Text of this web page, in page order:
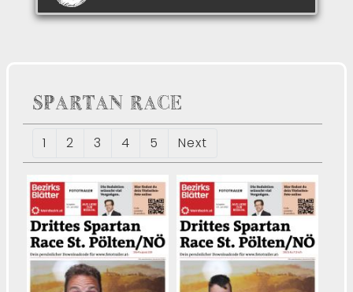
SPARTAN RACE
1 2 3 4 5 Next